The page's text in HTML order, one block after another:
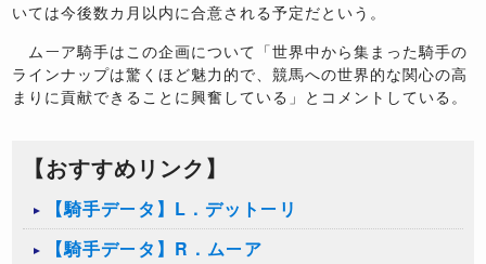
いては今後数カ月以内に合意される予定だという。
ムーア騎手はこの企画について「世界中から集まった騎手の
ラインナップは驚くほど魅力的で、競馬への世界的な関心の高
まりに貢献できることに興奮している」とコメントしている。
【おすすめリンク】
【騎手データ】L．デットーリ
【騎手データ】R．ムーア